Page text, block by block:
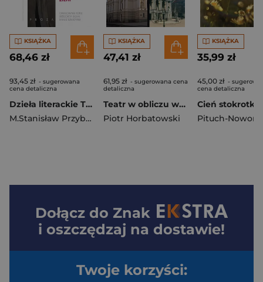
KSIĄŻKA
68,46 zł
93,45 zł - sugerowana
cena detaliczna
Dzieła literackie T.4 Ed.krytyczna Synowie ziemi Dzieła literackie Edycja krytyczna Tom 4
M.Stanisław Przybyszewski
KSIĄŻKA
47,41 zł
61,95 zł - sugerowana cena
detaliczna
Teatr w obliczu wojny. Życie teatralne we Lwowie, Białymstoku i Wilnie w czasie II wojny światowej. Teatr wobec inwazji rosyjskiej na Ukrainę
Piotr Horbatowski
KSIĄŻKA
35,99 zł
45,00 zł -
cena detaliczna
Dołącz do Znak
i oszczędzaj na dostawie!
Twoje korzyści: